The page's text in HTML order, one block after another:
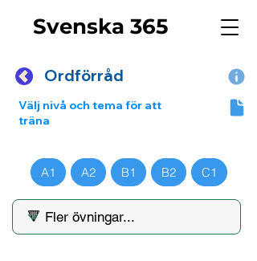
Svenska 365
Ordförråd
Välj nivå och tema för att
träna
A1 A2 B1 B2 C1